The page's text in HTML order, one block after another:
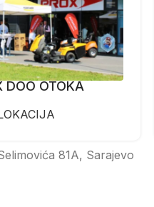
DOO OTOKA
81A, Sarajevo